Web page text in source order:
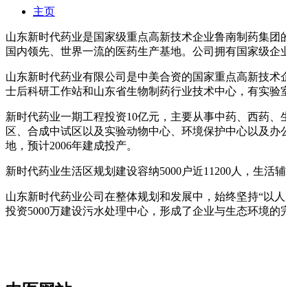
主页
山东新时代药业是国家级重点高新技术企业鲁南制药集
国内领先、世界一流的医药生产基地。公司拥有国家级
山东新时代药业有限公司是中美合资的国家重点高新技
士后科研工作站和山东省生物制药行业技术中心，有实
新时代药业一期工程投资10亿元，主要从事中药、西药
区、合成中试区以及实验动物中心、环境保护中心以及
地，预计2006年建成投产。
新时代药业生活区规划建设容纳5000户近11200人，生活
山东新时代药业公司在整体规划和发展中，始终坚持“以
投资5000万建设污水处理中心，形成了企业与生态环境